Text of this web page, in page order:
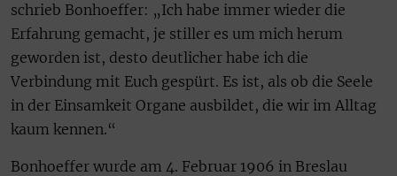
schrieb Bonhoeffer: „Ich habe immer wieder die
Erfahrung gemacht, je stiller es um mich herum
geworden ist, desto deutlicher habe ich die
Verbindung mit Euch gespürt. Es ist, als ob die Seele
in der Einsamkeit Organe ausbildet, die wir im Alltag
kaum kennen.“
Bonhoeffer wurde am 4. Februar 1906 in Breslau